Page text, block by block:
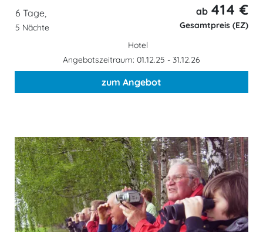
6 Tage,
5 Nächte
ab 414 €
Gesamtpreis (EZ)
Hotel
Angebotszeitraum: 01.12.25 - 31.12.26
zum Angebot